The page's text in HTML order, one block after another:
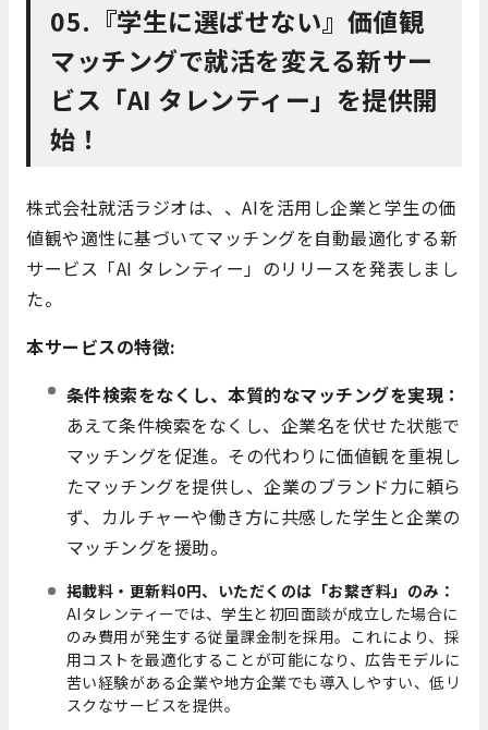
05.『学生に選ばせない』価値観
マッチングで就活を変える新サー
ビス「AI タレンティー」を提供開
始！
株式会社就活ラジオは、、AIを活用し企業と学生の価
値観や適性に基づいてマッチングを自動最適化する新
サービス「AI タレンティー」のリリースを発表しまし
た。
本サービスの特徴:
条件検索をなくし、本質的なマッチングを実現：
あえて条件検索をなくし、企業名を伏せた状態で
マッチングを促進。その代わりに価値観を重視し
たマッチングを提供し、企業のブランド力に頼ら
ず、カルチャーや働き方に共感した学生と企業の
マッチングを援助。
掲載料・更新料0円、いただくのは「お繋ぎ料」のみ：
AIタレンティーでは、学生と初回面談が成立した場合に
のみ費用が発生する従量課金制を採用。これにより、採
用コストを最適化することが可能になり、広告モデルに
苦い経験がある企業や地方企業でも導入しやすい、低リ
スクなサービスを提供。